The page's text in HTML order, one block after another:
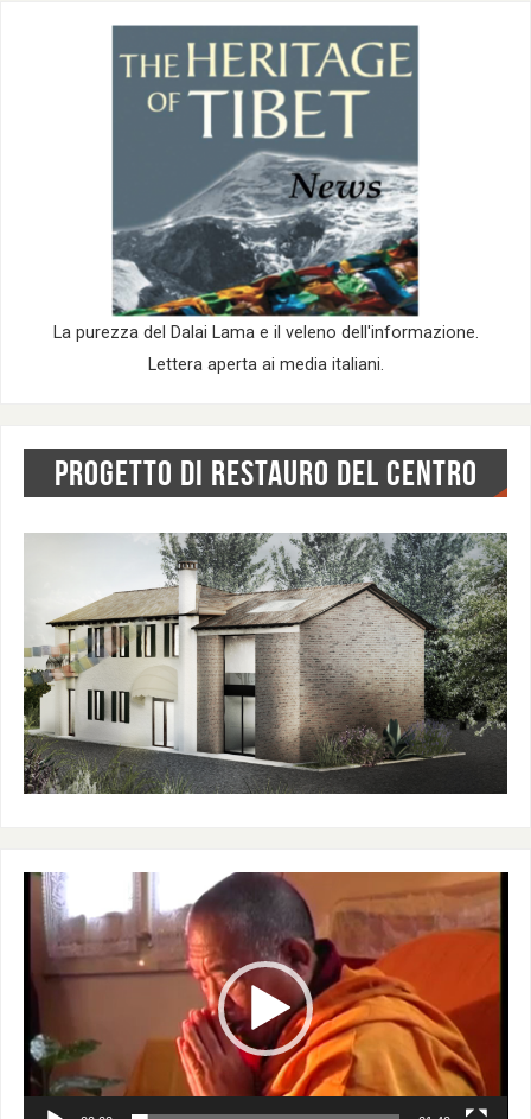
La purezza del Dalai Lama e il veleno dell'informazione.
Lettera aperta ai media italiani.
PROGETTO DI RESTAURO DEL CENTRO
Video
Player